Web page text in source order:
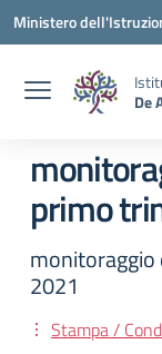
Vai ai contenuti
Vai al menu di
Vai al footer
Ministero
De
primo
2021
Stampa /